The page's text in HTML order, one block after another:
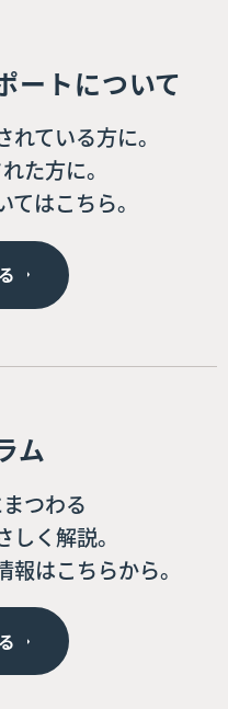
ートについて
ている方に。
た方に。
はこちら。
ム
まつわる
く解説。
はこちらから。